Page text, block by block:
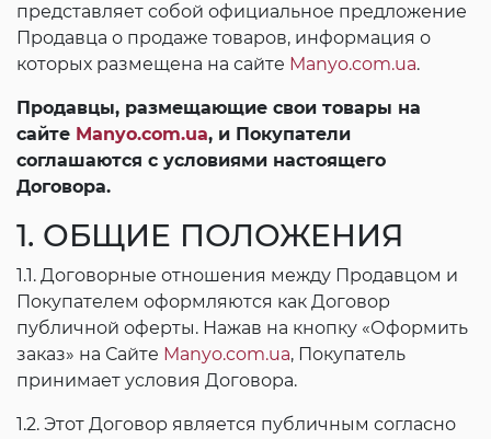
представляет собой официальное предложение
Продавца о продаже товаров, информация о
которых размещена на сайте Manyo.com.ua.
Продавцы, размещающие свои товары на
сайте Manyo.com.ua, и Покупатели
соглашаются с условиями настоящего
Договора.
1. ОБЩИЕ ПОЛОЖЕНИЯ
1.1. Договорные отношения между Продавцом и
Покупателем оформляются как Договор
публичной оферты. Нажав на кнопку «Оформить
заказ» на Сайте Manyo.com.ua, Покупатель
принимает условия Договора.
1.2. Этот Договор является публичным согласно